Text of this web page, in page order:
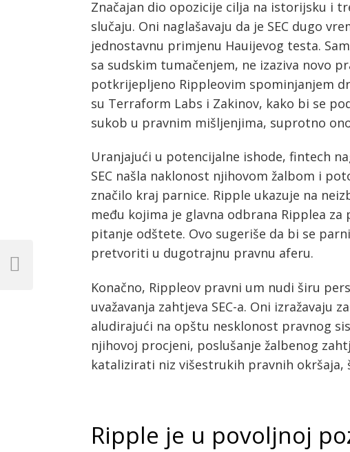
Značajan dio opozicije cilja na istorijsku i
slučaju. Oni naglašavaju da je SEC dugo
jednostavnu primjenu Hauijevog testa.
sa sudskim tumačenjem, ne izaziva novo
potkrijepljeno Rippleovim spominjanjem
su Terraform Labs i Zakinov, kako bi se
sukob u pravnim mišljenjima, suprotno
Uranjajući u potencijalne ishode, fintech
SEC našla naklonost njihovom žalbom i
značilo kraj parnice. Ripple ukazuje na
među kojima je glavna odbrana Ripplea
pitanje odštete. Ovo sugeriše da bi se
pretvoriti u dugotrajnu pravnu aferu.
Konačno, Rippleov pravni um nudi širu
uvažavanja zahtjeva SEC-a. Oni
aludirajući na opštu nesklonost pravnog
njihovoj procjeni, poslušanje žalbenog
katalizirati niz višestrukih pravnih
Ripple je u povoljnoj
Post
navigation
Previous